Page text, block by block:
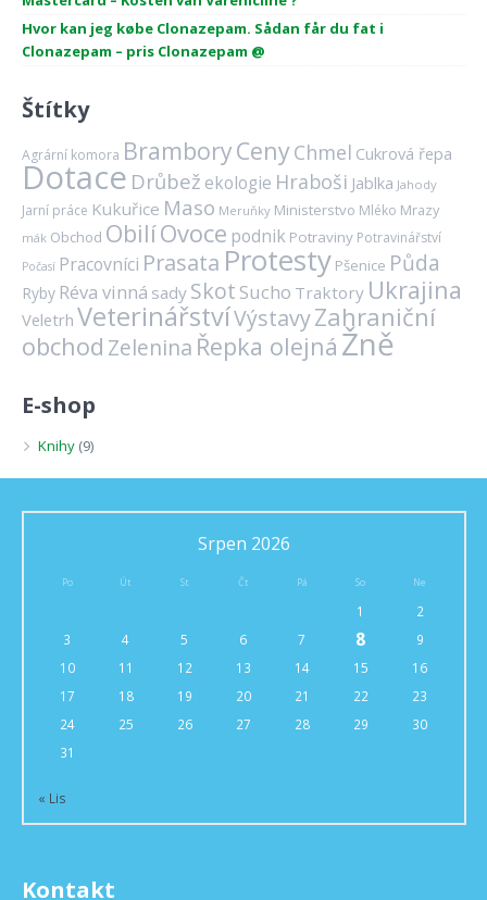
Hvor kan jeg købe Clonazepam. Sådan får du fat i
Clonazepam – pris Clonazepam @
Štítky
Agrární komora BramboryCenyChmel Cukrová řepa
Dotace Drůbež ekologie Hraboši Jablka Jahody
Jarní práce Kukuřice Maso Meruňky Ministerstvo Mléko Mrazy
mák Obchod ObilíOvoce podnik Potraviny Potravinářství
Počasí Pracovníci Prasata Protesty Pšenice Půda
Ryby Réva vinná sady Skot Sucho Traktory Ukrajina
Veletrh VeterinářstvíVýstavyZahraniční
obchod Zelenina Řepka olejná Žně
E-shop
Knihy (9)
Srpen 2026
Po Út St Čt Pá So Ne
1
2
3
4 5 6 7 8
9
10
11 12 13 14 15
16
17
18 19 20 21 22
23
24
25 26 27 28 29
30
31
« Lis
Kontakt